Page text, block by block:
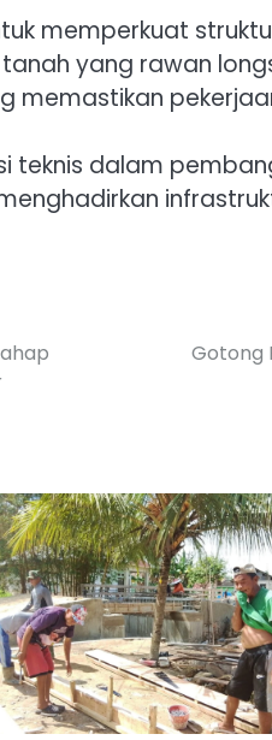
memperkuat
yang rawan
teknis dalam
Gotong